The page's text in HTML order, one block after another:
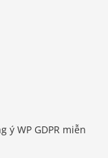
ý WP GDPR miễn